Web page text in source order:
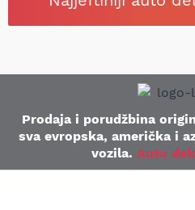
Prodaja i porudžbina
sva evropska, američka i
vozila. Auto